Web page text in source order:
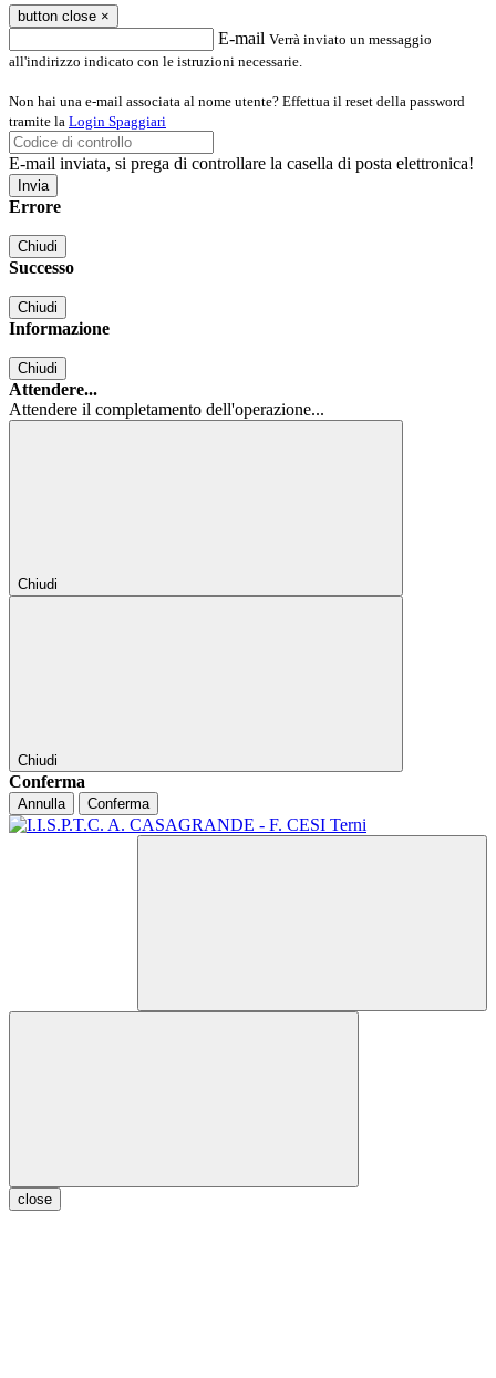
button close ×
E-mail Verrà inviato un messaggio
all'indirizzo indicato con le istruzioni necessarie.
Non hai una e-mail associata al nome utente? Effettua il reset della password
tramite la Login Spaggiari
E-mail inviata, si prega di controllare la casella di posta elettronica!
Errore
Chiudi
Successo
Chiudi
Informazione
Chiudi
Attendere...
Attendere il completamento dell'operazione...
Chiudi
Chiudi
Conferma
Annulla Conferma
close